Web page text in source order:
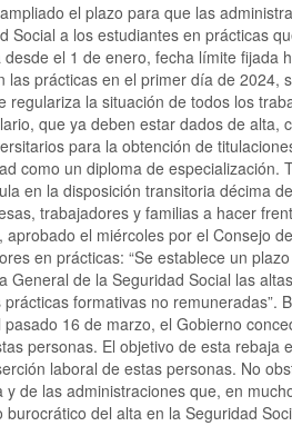
el plazo para que las
Social a los estudiantes en prácticas
el 1 de enero, fecha límite fijada
prácticas en el primer día de 2024,
regulariza la situación de todos los
que ya deben estar dados de alta,
para la obtención de
como un diploma de especialización.
en la disposición transitoria décima
trabajadores y familias a hacer
el miércoles por el Consejo
en prácticas: “Se establece un
de la Seguridad Social las
formativas no remuneradas”.
16 de marzo, el Gobierno
personas. El objetivo de esta rebaja
laboral de estas personas. No
de las administraciones que, en
del alta en la Seguridad